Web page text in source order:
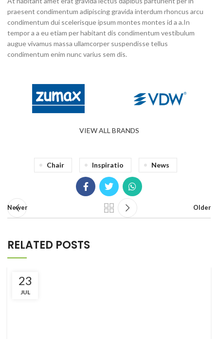
praesent condimentum adipiscing gravida interdum rhoncus arcu
condimentum dui scelerisque ipsum montes montes id a a.In
tempor a a eu etiam per habitant dis condimentum vestibulum
augue vivamus massa ullamcorper suspendisse tellus
condimentum enim nunc varius sem dis.
VIEW ALL BRANDS
Chair Inspiratio News
Newer Older
RELATED POSTS
23
JUL